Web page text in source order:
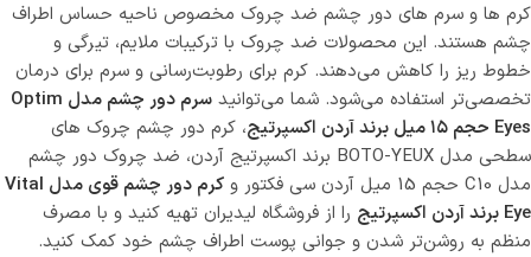
کرم ها و سرم های دور چشم ضد چروک مخصوص ناحیه حساس اطراف
چشم هستند. این محصولات ضد چروک با ترکیبات ملایم، تیرگی و
خطوط ریز را کاهش می‌دهند. کرم برای رطوبت‌رسانی و سرم برای درمان
تخصصی‌تر استفاده می‌شود. شما می‌توانید
سرم دور چشم مدل Optim
Eyes حجم ۱۵ میل برند آردن اکسپرتیج
، کرم دور چشم چروک های
سطحی مدل BOTO-YEUX برند اکسپرتیج آردن، ضد چروک دور چشم
مدل C10 حجم 15 میل آردن سی فکتور و
کرم دور چشم قوی مدل Vital
Eye برند آردن اکسپرتیج
را از فروشگاه لیدیران تهیه کنید و با مصرف
منظم به روشن‌تر شدن و جوانی پوست اطراف چشم خود کمک کنید.